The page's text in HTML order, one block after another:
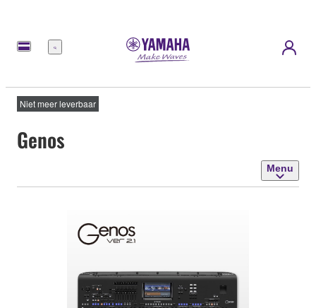
Menu
Niet meer leverbaar
Genos
Menu